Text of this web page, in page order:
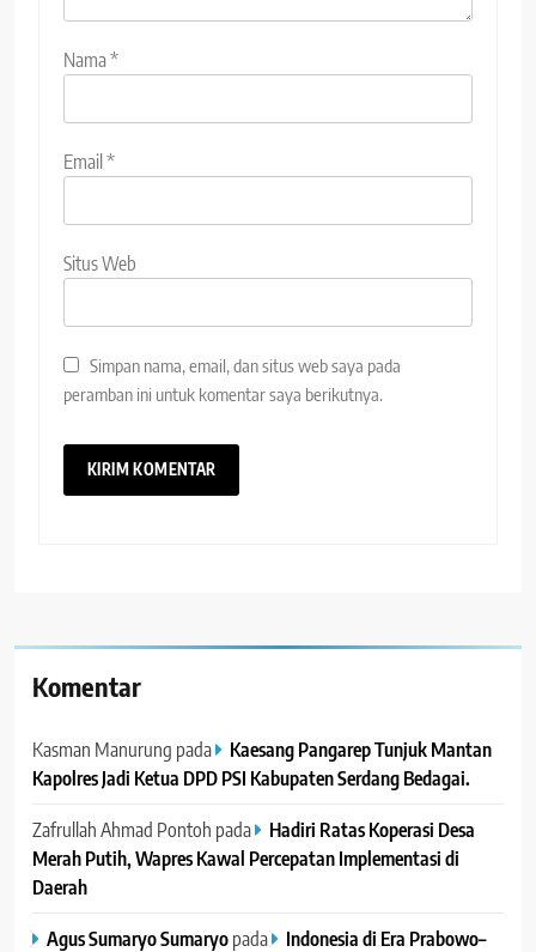
Nama*
Email*
Situs Web
Simpan nama, email, dan situs web saya pada
peramban ini untuk komentar saya berikutnya.
Komentar
Kasman Manurung pada
Kaesang Pangarep Tunjuk Mantan
Kapolres Jadi Ketua DPD PSI Kabupaten Serdang Bedagai. ‎ ‎
Zafrullah Ahmad Pontoh pada
Hadiri Ratas Koperasi Desa
Merah Putih, Wapres Kawal Percepatan Implementasi di
Daerah
Agus Sumaryo Sumaryopada
Indonesia di Era Prabowo–